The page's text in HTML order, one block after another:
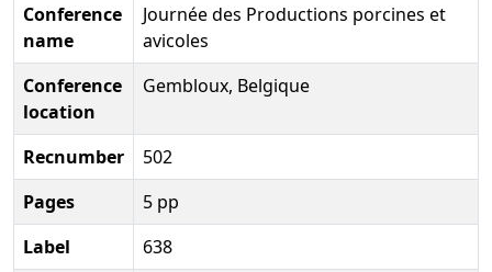
Conference
name
Journée des Productions porcines et
avicoles
Conference
location
Gembloux, Belgique
Recnumber
502
Pages
5 pp
Label
638